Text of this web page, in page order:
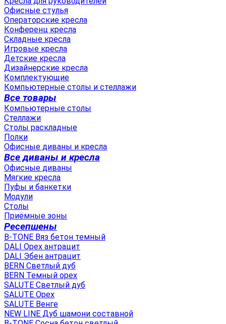
Офисные стулья
Операторские кресла
Конференц кресла
Складные кресла
Игровые кресла
Детские кресла
Дизайнерские кресла
Комплектующие
Компьютерные столы и стеллажи
Все товары
Компьютерные столы
Стеллажи
Столы раскладные
Полки
Офисные диваны и кресла
Все диваны и кресла
Офисные диваны
Мягкие кресла
Пуфы и банкетки
Модули
Столы
Приёмные зоны
Ресепшены
B-TONE Вяз бетон темный
DALI Орех антрацит
DALI Эбен антрацит
BERN Светлый дуб
BERN Темный орех
SALUTE Светлый дуб
SALUTE Орех
SALUTE Венге
NEW LINE Дуб шамони составной